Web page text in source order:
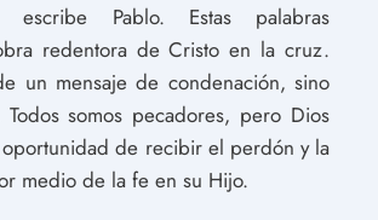
escribe Pablo. Estas palabras
redentora de Cristo en la cruz.
un mensaje de condenación, sino
Todos somos pecadores, pero Dios
de recibir el perdón y la
medio de la fe en su Hijo.